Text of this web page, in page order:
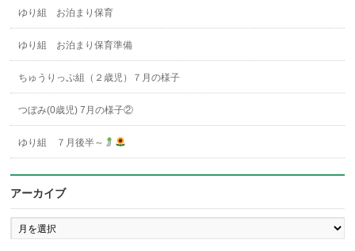
ゆり組 お泊まり保育
ゆり組 お泊まり保育準備
ちゅうりっぷ組（２歳児）７月の様子
つぼみ(0歳児) 7月の様子②
ゆり組 ７月後半～
アーカイブ
ア
ー